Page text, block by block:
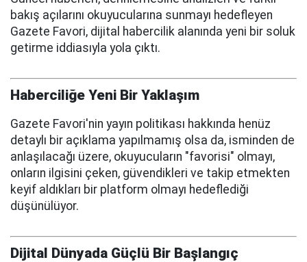
bakış açılarını okuyucularına sunmayı hedefleyen
Gazete Favori, dijital habercilik alanında yeni bir soluk
getirme iddiasıyla yola çıktı.
Haberciliğe Yeni Bir Yaklaşım
Gazete Favori'nin yayın politikası hakkında henüz
detaylı bir açıklama yapılmamış olsa da, isminden de
anlaşılacağı üzere, okuyucuların "favorisi" olmayı,
onların ilgisini çeken, güvendikleri ve takip etmekten
keyif aldıkları bir platform olmayı hedeflediği
düşünülüyor.
Dijital Dünyada Güçlü Bir Başlangıç